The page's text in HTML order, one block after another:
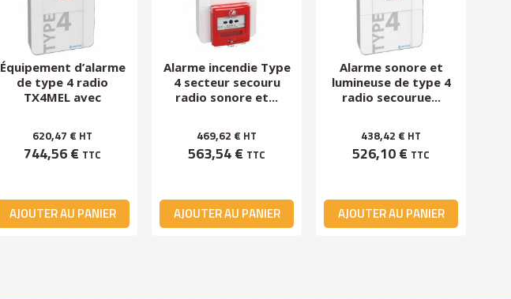
Équipement d’alarme
de type 4 radio
TX4MEL avec
620,47 € HT
744,56 € TTC
AJOUTER AU PANIER
Alarme incendie Type
4 secteur secouru
radio sonore et...
469,62 € HT
563,54 € TTC
AJOUTER AU PANIER
Alarme sonore et
lumineuse de type 4
radio secourue...
438,42 € HT
526,10 € TTC
AJOUTER AU PANIER